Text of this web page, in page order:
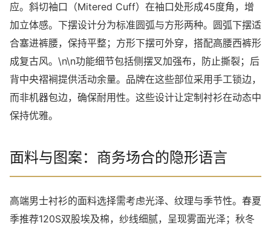
应。斜切袖口（Mitered Cuff）在袖口处形成45度角，增
加立体感。下摆设计分为标准圆弧与方形两种。圆弧下摆适
合塞进裤腰，保持平整；方形下摆可外穿，搭配高腰西裤形
成复古风。\n\n功能细节包括侧摆叉加强布，防止撕裂；后
背中央褶裥提供活动余量。品牌在这些部位采用手工锁边，
而非机器包边，确保耐用性。这些设计让定制衬衫在动态中
保持优雅。
面料与图案：商务场合的隐形语言
高端男士衬衫的面料选择需考虑光泽、纹理与季节性。春夏
季推荐120S双股埃及棉，纱线细腻，呈现雾面光泽；秋冬